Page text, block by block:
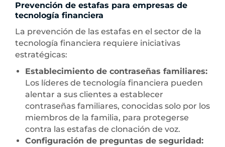
Prevención de estafas para empresas de
tecnología financiera
La prevención de las estafas en el sector de la
tecnología financiera requiere iniciativas
estratégicas:
Establecimiento de contraseñas familiares:
Los líderes de tecnología financiera pueden
alentar a sus clientes a establecer
contraseñas familiares, conocidas solo por los
miembros de la familia, para protegerse
contra las estafas de clonación de voz.
Configuración de preguntas de seguridad: